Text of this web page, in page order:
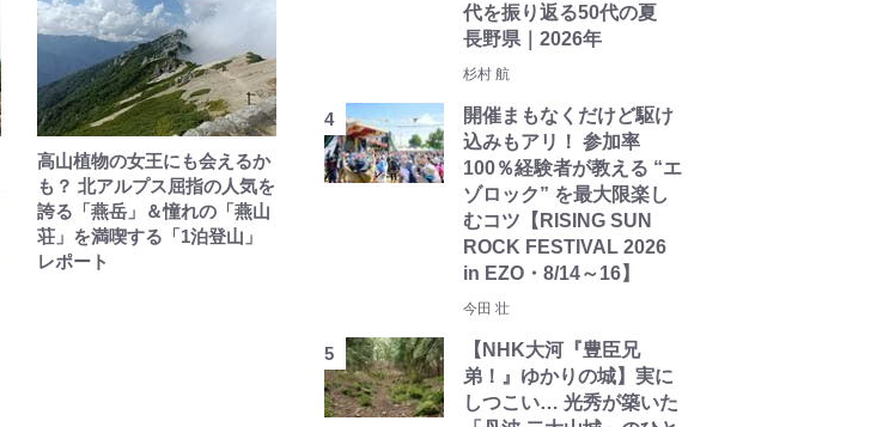
高山植物の女王にも会えるか
も？ 北アルプス屈指の人気を
誇る「燕岳」＆憧れの「燕山
荘」を満喫する「1泊登山」
レポート
代を振り返る50代の夏
長野県｜2026年
杉村 航
開催まもなくだけど駆け
込みもアリ！ 参加率
100％経験者が教える “エ
ゾロック” を最大限楽し
むコツ【RISING SUN
ROCK FESTIVAL 2026
in EZO・8/14～16】
今田 壮
【NHK大河『豊臣兄
弟！』ゆかりの城】実に
しつこい… 光秀が築いた